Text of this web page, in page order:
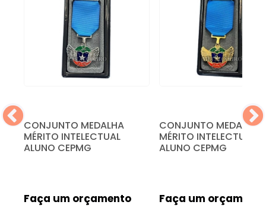
CONJUNTO MEDALHA
MÉRITO INTELECTUAL
ALUNO CEPMG
Faça um orçamento
CONJUNTO MEDALHA
MÉRITO INTELECTUAL
ALUNO CEPMG
Faça um orçamento